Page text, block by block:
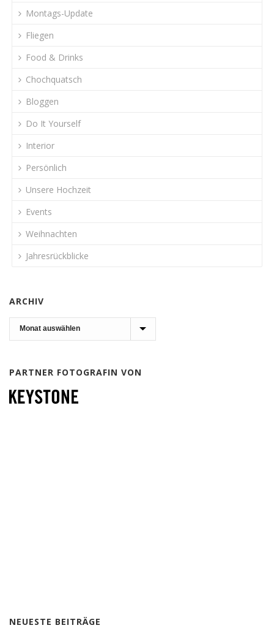
Montags-Update
Fliegen
Food & Drinks
Chochquatsch
Bloggen
Do It Yourself
Interior
Persönlich
Unsere Hochzeit
Events
Weihnachten
Jahresrückblicke
ARCHIV
Archiv
PARTNER FOTOGRAFIN VON
NEUESTE BEITRÄGE